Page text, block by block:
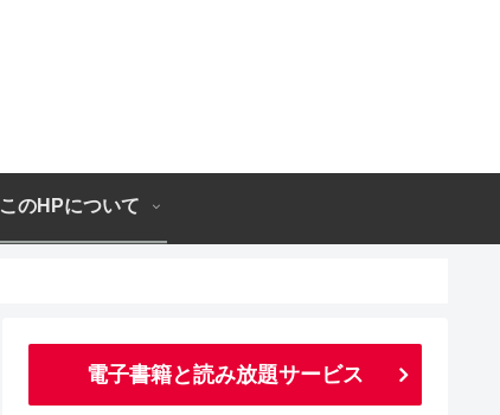
このHPについて
電子書籍と読み放題サービス